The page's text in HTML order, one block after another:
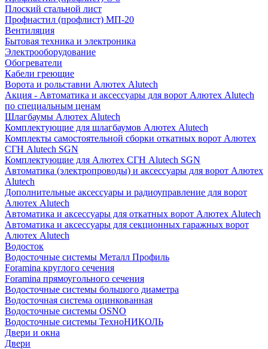
Плоский стальной лист
Профнастил (профлист) МП-20
Вентиляция
Бытовая техника и электроника
Электрооборудование
Обогреватели
Кабели греющие
Ворота и рольставни Алютех Alutech
Акция - Автоматика и аксессуары для ворот Алютех Alutech
по специальным ценам
Шлагбаумы Алютех Alutech
Комплектующие для шлагбаумов Алютех Alutech
Комплекты самостоятельной сборки откатных ворот Алютех
СГН Alutech SGN
Комплектующие для Алютех СГН Alutech SGN
Автоматика (электропроводы) и аксессуары для ворот Алютех
Alutech
Дополнительные аксессуары и радиоуправление для ворот
Алютех Alutech
Автоматика и аксессуары для откатных ворот Алютех Alutech
Автоматика и аксессуары для секционных гаражных ворот
Алютех Alutech
Водосток
Водосточные системы Металл Профиль
Foramina круглого сечения
Foramina прямоугольного сечения
Водосточные системы большого диаметра
Водосточная система оцинкованная
Водосточные системы OSNO
Водосточные системы ТехноНИКОЛЬ
Двери и окна
Двери